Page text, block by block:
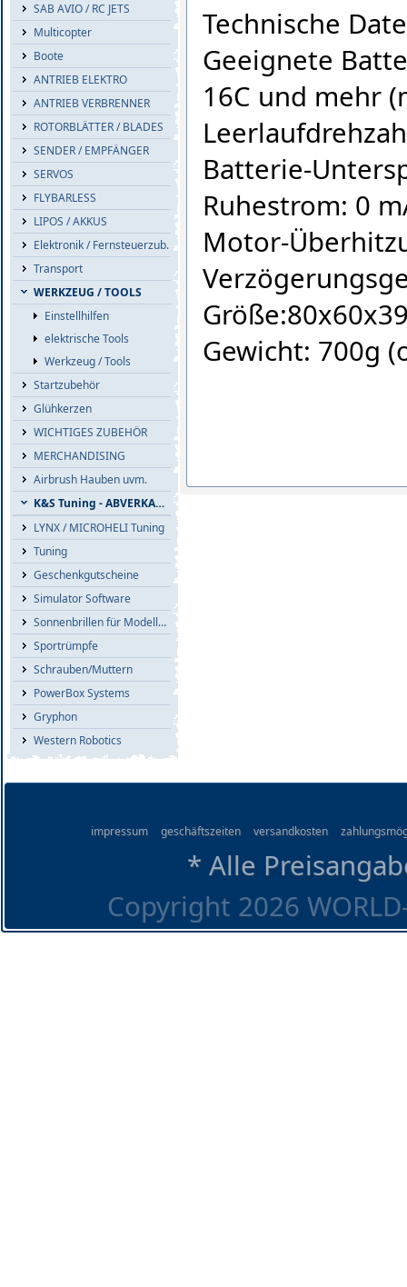
SAB AVIO / RC JETS
Multicopter
Boote
ANTRIEB ELEKTRO
ANTRIEB VERBRENNER
ROTORBLÄTTER / BLADES
SENDER / EMPFÄNGER
SERVOS
FLYBARLESS
LIPOS / AKKUS
Elektronik / Fernsteuerzub.
Transport
WERKZEUG / TOOLS
Einstellhilfen
elektrische Tools
Werkzeug / Tools
Startzubehör
Glühkerzen
WICHTIGES ZUBEHÖR
MERCHANDISING
Airbrush Hauben uvm.
K&S Tuning - ABVERKAUF
LYNX / MICROHELI Tuning
Tuning
Geschenkgutscheine
Simulator Software
Sonnenbrillen für Modellflieger
Sportrümpfe
Schrauben/Muttern
PowerBox Systems
Gryphon
Western Robotics
Technische
Geeignete
16C und mehr
Batterie-
Ruhestrom: 0
Motor-
Gewicht: 700g
impressum geschäftszeiten versandkosten
* Alle
Copyright 2026